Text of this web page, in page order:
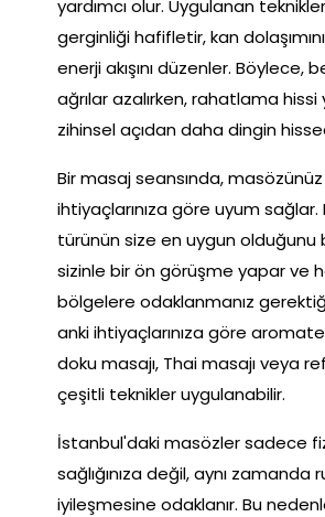
yardımcı olur. Uygulanan
gerginliği hafifletir, kan dolaşımını
enerji akışını düzenler. Böylece,
ağrılar azalırken, rahatlama hissi
zihinsel açıdan daha dingin
Bir masaj seansında,
ihtiyaçlarınıza göre uyum
türünün size en uygun olduğunu
sizinle bir ön görüşme yapar ve
bölgelere odaklanmanız
anki ihtiyaçlarınıza göre
doku masajı, Thai masajı veya
çeşitli teknikler uygulanabilir.
İstanbul'daki masözler sadece
sağlığınıza değil, aynı zamanda
iyileşmesine odaklanır. Bu